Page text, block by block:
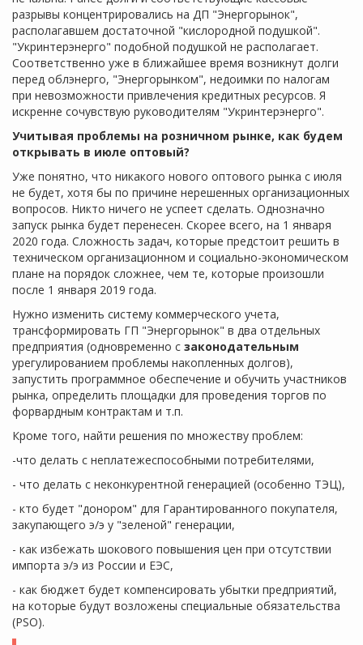
разрывы концентрировались на ДП "Энергорынок",
располагавшем достаточной "кислородной подушкой".
"Укринтерэнерго" подобной подушкой не располагает.
Соответственно уже в ближайшее время возникнут долги
перед облэнерго, "Энергорынком", недоимки по налогам
при невозможности привлечения кредитных ресурсов. Я
искренне сочувствую руководителям "Укринтерэнерго".
Учитывая проблемы на розничном рынке, как будем
открывать в июле оптовый?
Уже понятно, что никакого нового оптового рынка с июля
не будет, хотя бы по причине нерешенных организационных
вопросов. Никто ничего не успеет сделать. Однозначно
запуск рынка будет перенесен. Скорее всего, на 1 января
2020 года. Сложность задач, которые предстоит решить в
техническом организационном и социально-экономическом
плане на порядок сложнее, чем те, которые произошли
после 1 января 2019 года.
Нужно изменить систему коммерческого учета,
трансформировать ГП "Энергорынок" в два отдельных
предприятия (одновременно с законодательным
урегулированием проблемы накопленных долгов),
запустить программное обеспечение и обучить участников
рынка, определить площадки для проведения торгов по
форвардным контрактам и т.п.
Кроме того, найти решения по множеству проблем:
-что делать с неплатежеспособными потребителями,
- что делать с неконкурентной генерацией (особенно ТЭЦ),
- кто будет "донором" для Гарантированного покупателя,
закупающего э/э у "зеленой" генерации,
- как избежать шокового повышения цен при отсутствии
импорта э/э из России и ЕЭС,
- как бюджет будет компенсировать убытки предприятий,
на которые будут возложены специальные обязательства
(PSO).